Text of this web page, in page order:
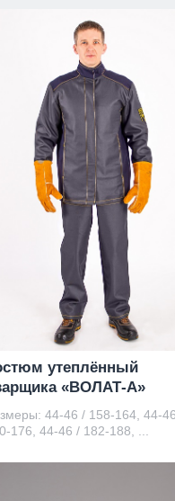
утеплённый
«ВОЛАТ-А»
44-46 / 158-164, 44-
176, 44-46 / 182-188, ...